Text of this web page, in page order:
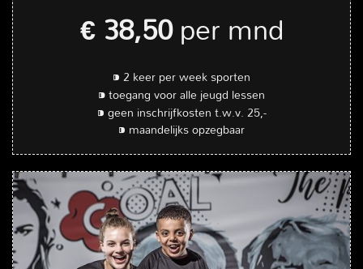
€ 38,50per mnd
⁍ 2 keer per week sporten
⁍ toegang voor alle jeugd lessen
⁍ geen inschrijfkosten t.w.v. 25,-
⁍ maandelijks opzegbaar